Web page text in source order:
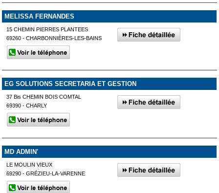
MELISSA FERNANDES
15 CHEMIN PIERRES PLANTEES
69260 - CHARBONNIÈRES-LES-BAINS
EG SOLUTIONS SECRETARIA ET GESTION
37 Bis CHEMIN BOIS COMTAL
69390 - CHARLY
MD ADMIN'
LE MOULIN VIEUX
69290 - GRÉZIEU-LA-VARENNE